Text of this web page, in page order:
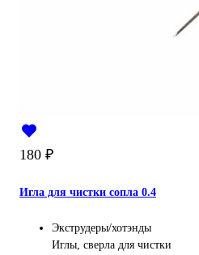
180 ₽
Игла для чистки сопла 0.4
Экструдеры/хотэнды
Иглы, сверла для чистки